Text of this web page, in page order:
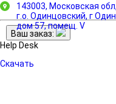
143003, Московская обл,
г.о. Одинцовский, г
дом 57, помещ. V
Ваш заказ:
Help Desk
Скачать